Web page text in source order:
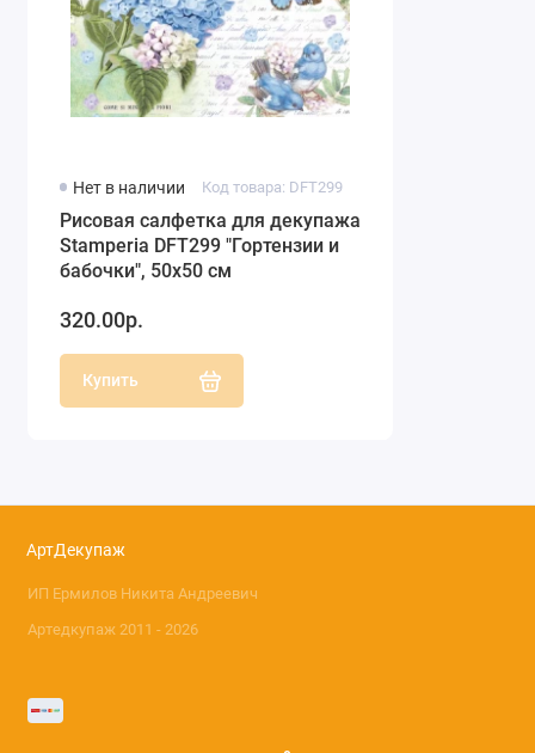
Нет в наличии Код товара: DFT299
Рисовая салфетка для декупажа
Stamperia DFT299 "Гортензии и
бабочки", 50х50 см
320.00р.
Купить
АртДекупаж
ИП Ермилов Никита Андреевич
Артедкупаж 2011 - 2026